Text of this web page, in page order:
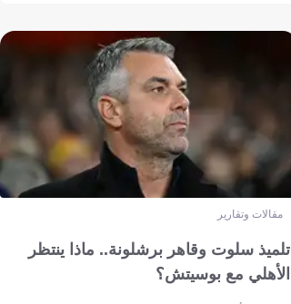
مقالات وتقارير
تلميذ سلوت وقاهر برشلونة.. ماذا ينتظر
الأهلي مع بوسيتش؟